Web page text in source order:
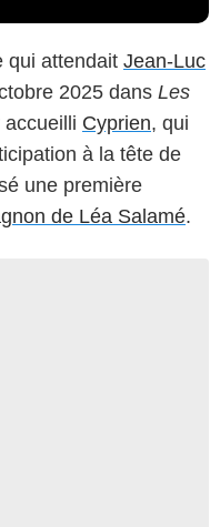
qui attendait Jean-Luc
2025 dans Les
accueilli Cyprien, qui
à la tête de
une première
de Léa Salamé.